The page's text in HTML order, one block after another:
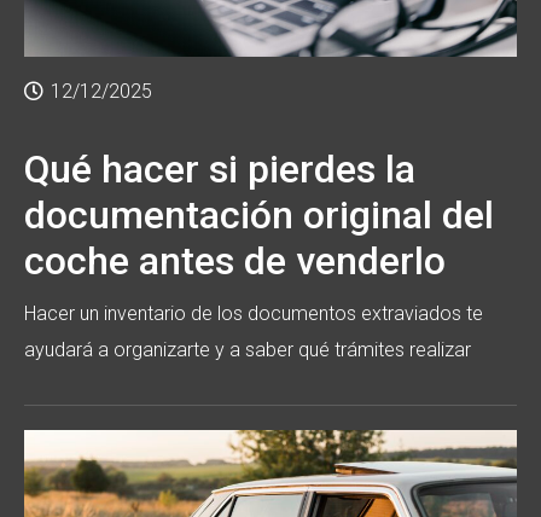
12/12/2025
Qué hacer si pierdes la
documentación original del
coche antes de venderlo
Hacer un inventario de los documentos extraviados te
ayudará a organizarte y a saber qué trámites realizar